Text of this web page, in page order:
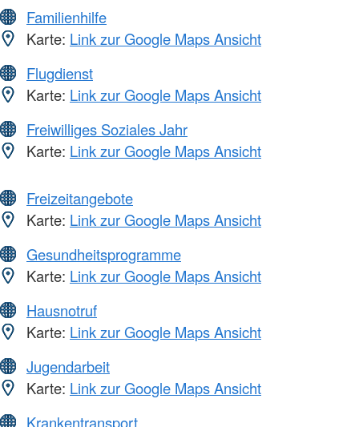
Familienhilfe
Karte: Link zur Google Maps Ansicht
Flugdienst
Karte: Link zur Google Maps Ansicht
Freiwilliges Soziales Jahr
Karte: Link zur Google Maps Ansicht
Freizeitangebote
Karte: Link zur Google Maps Ansicht
Gesundheitsprogramme
Karte: Link zur Google Maps Ansicht
Hausnotruf
Karte: Link zur Google Maps Ansicht
Jugendarbeit
Karte: Link zur Google Maps Ansicht
Krankentransport